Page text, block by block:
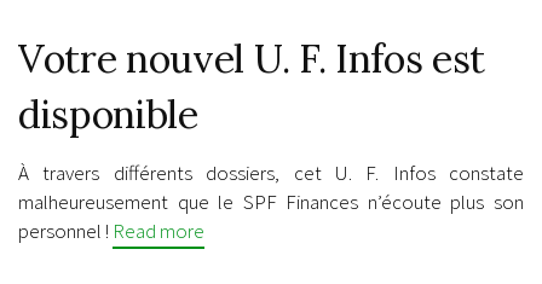
Votre nouvel U. F. Infos est
disponible
À travers différents dossiers, cet U. F. Infos constate
malheureusement que le SPF Finances n’écoute plus son
personnel ! Read more